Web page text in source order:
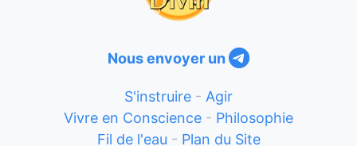
Nous envoyer un
S'instruire - Agir
Vivre en Conscience - Philosophie
Fil de l'eau - Plan du Site